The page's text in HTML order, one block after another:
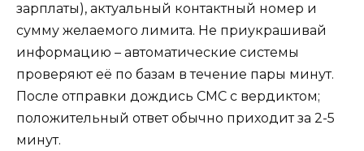
зарплаты), актуальный контактный номер и
сумму желаемого лимита. Не приукрашивай
информацию – автоматические системы
проверяют её по базам в течение пары минут.
После отправки дождись СМС с вердиктом;
положительный ответ обычно приходит за 2-5
минут.